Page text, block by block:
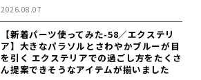
2026.08.07
【新着パーツ使ってみた-58／エクステリ
ア】大きなパラソルとさわやかブルーが目
を引く エクステリアでの過ごし方をたくさ
ん提案できそうなアイテムが揃いました